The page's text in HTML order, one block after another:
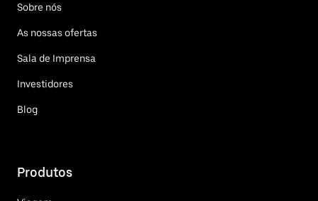
Sobre nós
As nossas ofertas
Sala de Imprensa
Investidores
Blog
Produtos